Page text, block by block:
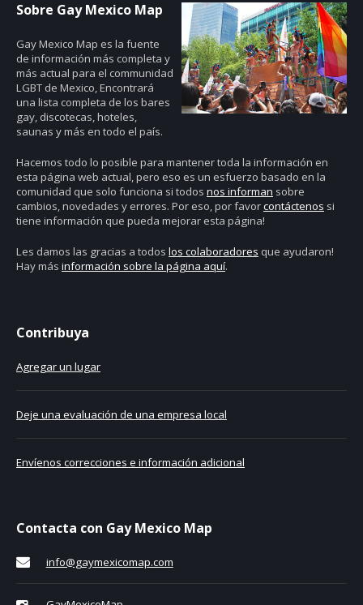
Sobre Gay Mexico Map
Gay Mexico Map es la fuente
de información más completa y
más actual para el communidad
LGBT de Mexico, Encontrará
una lista completa de los bares
gay, discotecas, hoteles,
saunas y más en todo el país.
Hacemos todo lo posible para mantener toda la información en
esta página web actual, pero eso es un esfuerzo basado en la
comunidad que solo funciona si todos nos informan sobre
cambios, novedades y errores. Por eso, por favorcontáctenos si
tiene información que pueda mejorar esta página!
Les damos las gracias a todos los colaboradores que ayudaron!
Hay más información sobre la página aquí.
Contribuya
Agregar un lugar
Deje una evaluación de una empresa local
Envíenos correcciones e información adicional
Contacta con Gay Mexico Map
info@gaymexicomap.com